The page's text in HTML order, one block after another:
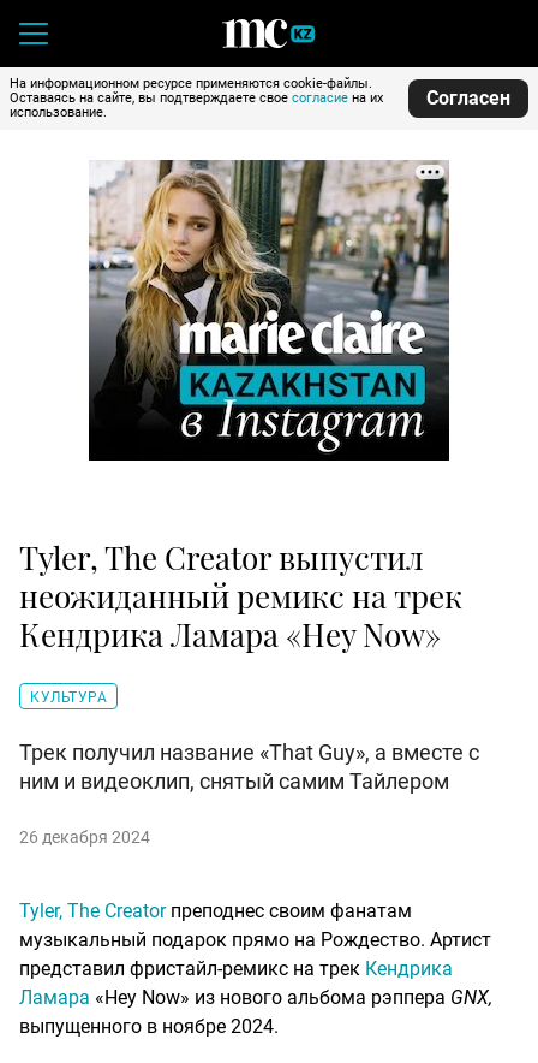
На информационном ресурсе применяются cookie-файлы.
Оставаясь на сайте, вы подтверждаете свое согласие на их
использование.
Согласен
Tyler, The Creator выпустил
неожиданный ремикс на трек
Кендрика Ламара «Hey Now»
КУЛЬТУРА
Трек получил название «That Guy», а вместе с
ним и видеоклип, снятый самим Тайлером
26 декабря 2024
Tyler, The Creatorпреподнес своим фанатам
музыкальный подарок прямо на Рождество. Артист
представил фристайл-ремикс на трек Кендрика
Ламара «Hey Now» из нового альбома рэппера GNX,
выпущенного в ноябре 2024.